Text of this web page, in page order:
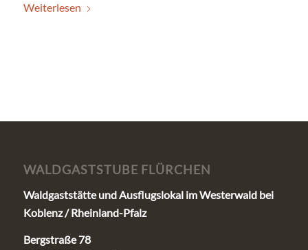
Weiterlesen
WALDGASTSTUBE FLÜRCHEN
Waldgaststätte und Ausflugslokal im Westerwald bei
Koblenz / Rheinland-Pfalz
Bergstraße 78